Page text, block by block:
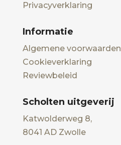
Privacyverklaring
Informatie
Algemene voorwaarden
Cookieverklaring
Reviewbeleid
Scholten uitgeverij
Katwolderweg 8,
8041 AD Zwolle